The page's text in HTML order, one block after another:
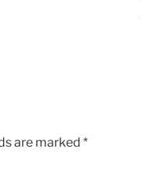
are marked *